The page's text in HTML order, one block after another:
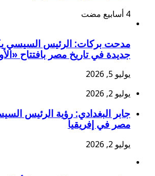
مدحت بركات: الرئيس السيسي
جديدة في تاريخ مصر بافتتاح
يوليو 5, 2026
يوليو 2, 2026
جابر البغدادي: رؤية الرئيس
مصر في إفريقيا
يوليو 2, 2026